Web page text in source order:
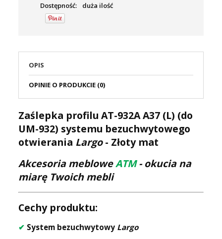
Dostępność: duża ilość
OPIS
OPINIE O PRODUKCIE (0)
Zaślepka profilu AT-932A A37 (L) (do
UM-932) systemu bezuchwytowego
otwierania Largo- Złoty mat
Akcesoria mebloweATM- okucia na
miarę Twoich mebli
Cechy produktu:
✔ System bezuchwytowy Largo